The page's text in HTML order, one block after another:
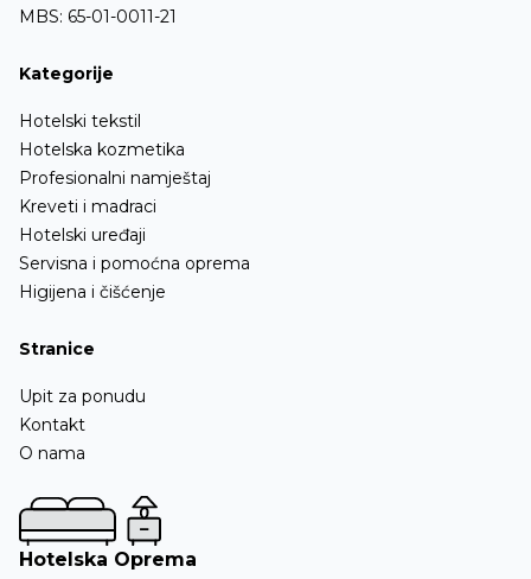
MBS: 65-01-0011-21
Kategorije
Hotelski tekstil
Hotelska kozmetika
Profesionalni namještaj
Kreveti i madraci
Hotelski uređaji
Servisna i pomoćna oprema
Higijena i čišćenje
Stranice
Upit za ponudu
Kontakt
O nama
Hotelska Oprema